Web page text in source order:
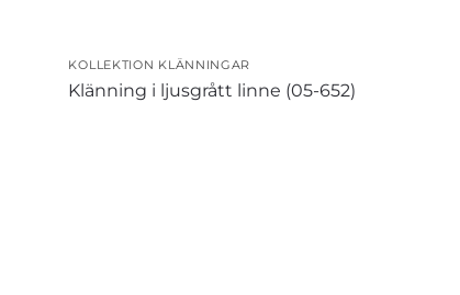
KOLLEKTION KLÄNNINGAR
Klänning i ljusgrått linne (05-652)